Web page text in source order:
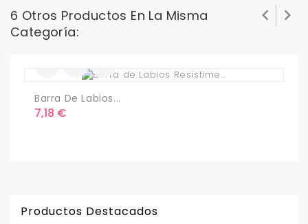
6 Otros Productos En La Misma
Categoría:
Barra De Labios...
Precio
7,18 €
 
Productos Destacados